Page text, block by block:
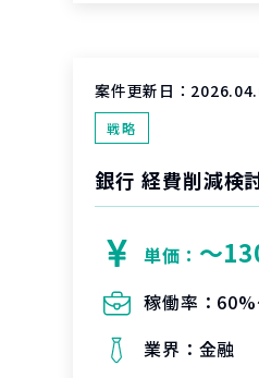
案件更新日：
戦略
銀行 経費削減検
単価： 〜
稼働率：
業界： 金融